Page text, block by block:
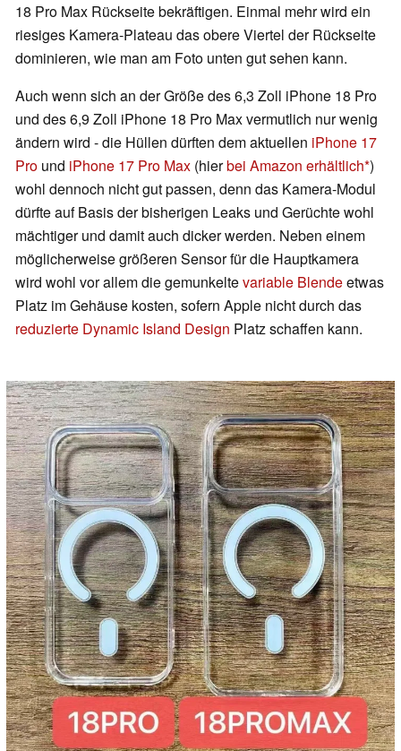
18 Pro Max Rückseite bekräftigen. Einmal mehr wird ein
riesiges Kamera-Plateau das obere Viertel der Rückseite
dominieren, wie man am Foto unten gut sehen kann.
Auch wenn sich an der Größe des 6,3 Zoll iPhone 18 Pro
und des 6,9 Zoll iPhone 18 Pro Max vermutlich nur wenig
ändern wird - die Hüllen dürften dem aktuellen iPhone 17
Pro und iPhone 17 Pro Max (hierbei Amazon erhältlich )
wohl dennoch nicht gut passen, denn das Kamera-Modul
dürfte auf Basis der bisherigen Leaks und Gerüchte wohl
mächtiger und damit auch dicker werden. Neben einem
möglicherweise größeren Sensor für die Hauptkamera
wird wohl vor allem die gemunkeltevariable Blendeetwas
Platz im Gehäuse kosten, sofern Apple nicht durch das
reduzierte Dynamic Island Design Platz schaffen kann.